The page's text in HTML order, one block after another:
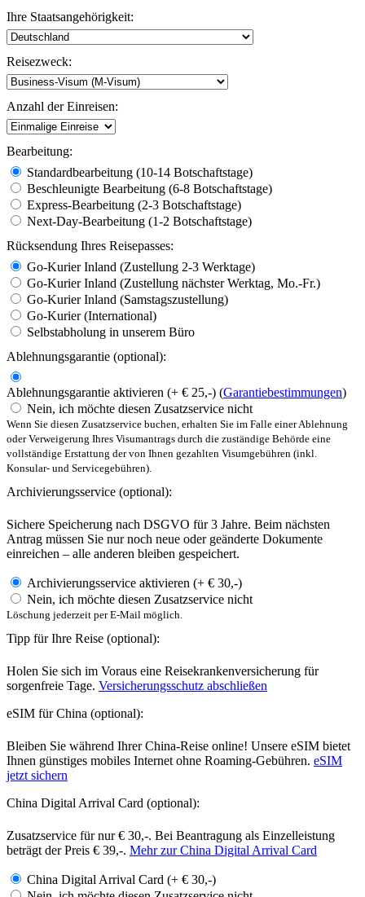
Ihre Staatsangehörigkeit:
Reisezweck:
Anzahl der Einreisen:
Bearbeitung:
Standardbearbeitung (10-14 Botschaftstage)
Beschleunigte Bearbeitung (6-8 Botschaftstage)
Express-Bearbeitung (2-3 Botschaftstage)
Next-Day-Bearbeitung (1-2 Botschaftstage)
Rücksendung Ihres Reisepasses:
Go-Kurier Inland (Zustellung 2-3 Werktage)
Go-Kurier Inland (Zustellung nächster Werktag, Mo.-Fr.)
Go-Kurier Inland (Samstagszustellung)
Go-Kurier (International)
Selbstabholung in unserem Büro
Ablehnungsgarantie (optional):
Ablehnungsgarantie aktivieren (+ € 25,-) (Garantiebestimmungen)
Nein, ich möchte diesen Zusatzservice nicht
Wenn Sie diesen Zusatzservice buchen, erhalten Sie im Falle einer Ablehnung
oder Verweigerung Ihres Visumantrags durch die zuständige Behörde eine
vollständige Erstattung der von Ihnen gezahlten Visumgebühren (inkl.
Konsular- und Servicegebühren).
Archivierungsservice (optional):
Sichere Speicherung nach DSGVO für 3 Jahre. Beim nächsten
Antrag müssen Sie nur noch neue oder geänderte Dokumente
einreichen – alle anderen bleiben gespeichert.
Archivierungsservice aktivieren (+ € 30,-)
Nein, ich möchte diesen Zusatzservice nicht
Löschung jederzeit per E-Mail möglich.
Tipp für Ihre Reise (optional):
Holen Sie sich im Voraus eine Reisekrankenversicherung für
sorgenfreie Tage. Versicherungsschutz abschließen
eSIM für China (optional):
Bleiben Sie während Ihrer China-Reise online! Unsere eSIM bietet
Ihnen günstiges mobiles Internet ohne Roaming-Gebühren. eSIM
jetzt sichern
China Digital Arrival Card (optional):
Zusatzservice für nur € 30,-. Bei Beantragung als Einzelleistung
beträgt der Preis € 39,-. Mehr zur China Digital Arrival Card
China Digital Arrival Card (+ € 30,-)